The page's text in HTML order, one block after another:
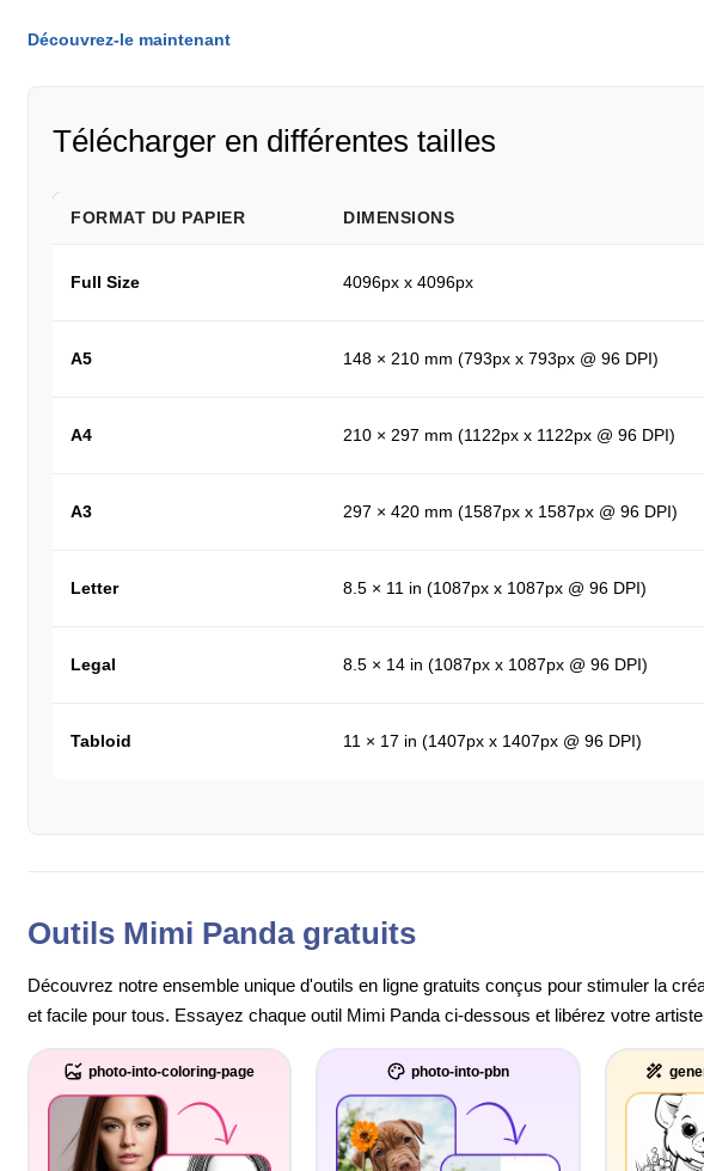
Découvrez-le maintenant
Télécharger en différentes tailles
FORMAT DU PAPIER DIMENSIONS
Full Size 4096px x 4096px
A5 148 × 210 mm (793px x 793px @ 96 DPI)
A4 210 × 297 mm (1122px x 1122px @ 96 DPI)
A3 297 × 420 mm (1587px x 1587px @ 96 DPI)
Letter 8.5 × 11 in (1087px x 1087px @ 96 DPI)
Legal 8.5 × 14 in (1087px x 1087px @ 96 DPI)
Tabloid 11 × 17 in (1407px x 1407px @ 96 DPI)
Outils Mimi Panda gratuits
Découvrez notre ensemble unique d'outils en ligne gratuits conçus pour stimuler la
et facile pour tous. Essayez chaque outil Mimi Panda ci-dessous et libérez votre
photo-into-coloring-page photo-into-pbn